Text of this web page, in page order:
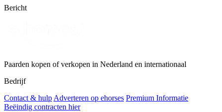
Bericht
Paarden kopen of verkopen in Nederland en internationaal
Bedrijf
Contact & hulpAdverteren op ehorses Premium Informatie
Beëindig contracten hier